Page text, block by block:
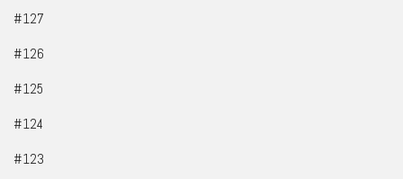
#127
#126
#125
#124
#123